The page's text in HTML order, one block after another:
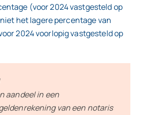
(voor 2024 vastgesteld op
het lagere percentage van
2024 voorlopig vastgesteld op
aandeel in een
van een notaris